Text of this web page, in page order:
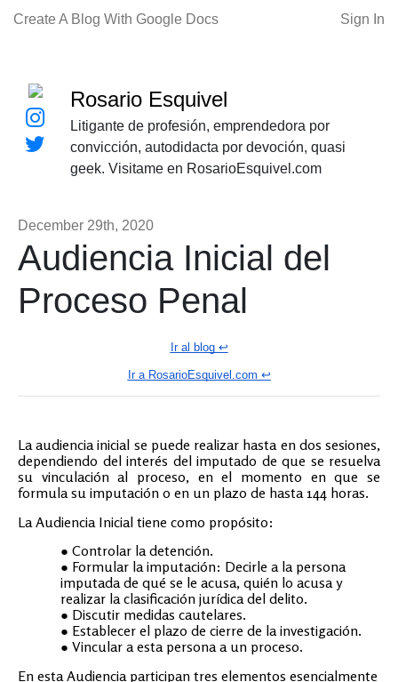
Create A Blog With Google Docs Sign In
Rosario Esquivel
Litigante de profesión, emprendedora por
convicción, autodidacta por devoción, quasi
geek. Visitame en RosarioEsquivel.com
December 29th, 2020
Audiencia Inicial del
Proceso Penal
Ir al blog ↩️
Ir a RosarioEsquivel.com ↩️
La audiencia inicial se puede realizar hasta en dos sesiones,
dependiendo del interés del imputado de que se resuelva
su vinculación al proceso, en el momento en que se
formula su imputación o en un plazo de hasta 144 horas.
La Audiencia Inicial tiene como propósito:
Controlar la detención.
Formular la imputación: Decirle a la persona
imputada de qué se le acusa, quién lo acusa y
realizar la clasificación jurídica del delito.
Discutir medidas cautelares.
Establecer el plazo de cierre de la investigación.
Vincular a esta persona a un proceso.
En esta Audiencia participan tres elementos esencialmente